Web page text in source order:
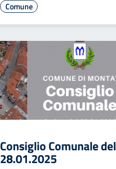
Comune
Consiglio Comunale del
28.01.2025